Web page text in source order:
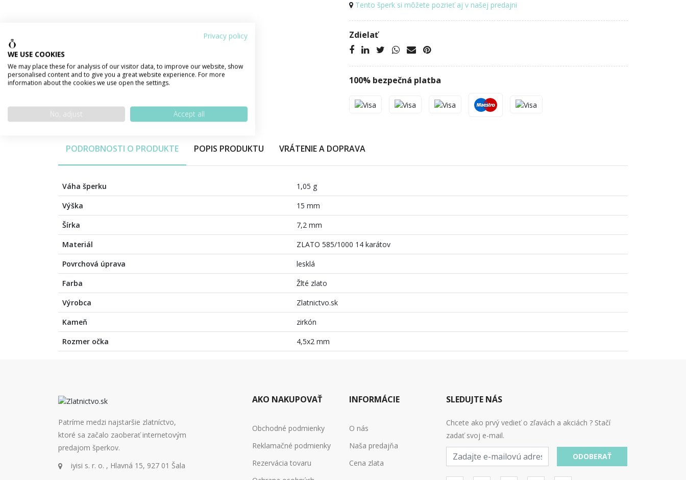
Tento šperk si môžete pozrieť aj v našej predajni
Zdielať
100% bezpečná platba
PODROBNOSTI O PRODUKTE POPIS PRODUKTU VRÁTENIE A DOPRAVA
Váha šperku
1,05 g
Výška
15 mm
Šírka
7,2 mm
Materiál
ZLATO 585/1000 14 karátov
Povrchová úprava
lesklá
Farba
Žlté zlato
Výrobca
Zlatnictvo.sk
Kameň
zirkón
Rozmer očka
4,5x2 mm
Patríme medzi najstaršie zlatníctvo,
ktoré sa začalo zaoberať internetovým
predajom šperkov.
iyisi s. r. o. , Hlavná 15, 927 01 Šala
AKO NAKUPOVAŤ
Obchodné podmienky
Reklamačné podmienky
Rezervácia tovaru
INFORMÁCIE
O nás
Naša predajňa
Cena zlata
SLEDUJTE NÁS
Chcete ako prvý vedieť o zľavách a akciách ? Stačí
zadať svoj e-mail.
mail
ODOBERAŤ
Privacy policy
WE USE COOKIES
We may place these for analysis of our visitor data, to improve our website, show
personalised content and to give you a great website experience. For more
information about the cookies we use open the settings.
No, adjust Accept all